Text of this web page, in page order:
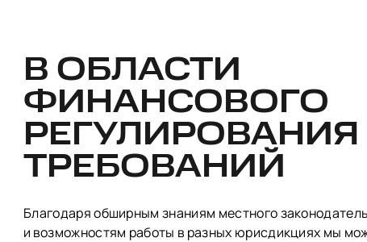
В ОБЛАСТИ
ФИНАНСОВОГО
РЕГУЛИРОВАНИЯ
ТРЕБОВАНИЙ
Благодаря обширным знаниям местного
и возможностям работы в разных юрисдикциях мы